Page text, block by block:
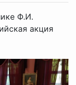
Ф.И.
акция